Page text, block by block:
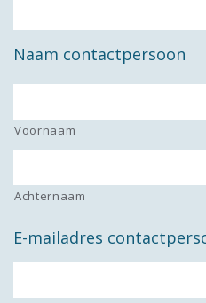
Naam contactpersoon
Voornaam
Achternaam
E-mailadres